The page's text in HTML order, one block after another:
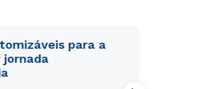
para a
jornada